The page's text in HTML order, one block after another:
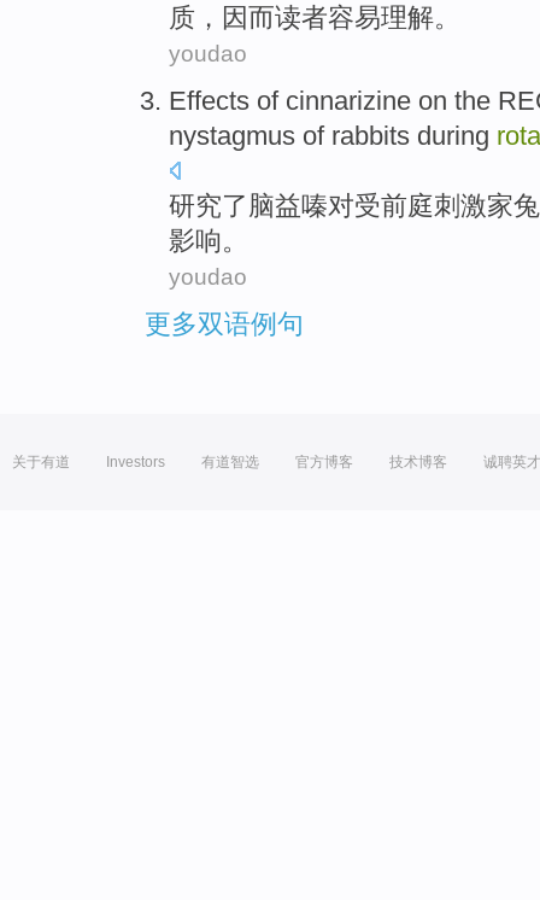
质 ，因而读者容易理解。
youdao
Effects of cinnarizine on the
nystagmus of rabbits during
研究了 脑益嗪对受前庭刺激家兔
影响。
youdao
更多双语例句
关于有道 Investors 有道智选 官方博客 技术博客 诚聘英才